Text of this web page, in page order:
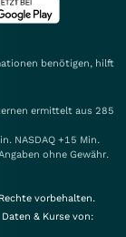
benötigen, hilft
ermittelt aus 285
NASDAQ +15 Min.
ohne Gewähr.
vorbehalten.
Daten & Kurse von: